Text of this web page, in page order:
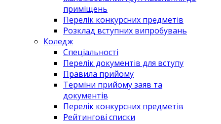
приміщень
Перелік конкурсних предметів
Розклад вступних випробувань
Коледж
Спеціальності
Перелік документів для вступу
Правила прийому
Терміни прийому заяв та
документів
Перелік конкурсних предметів
Рейтингові списки